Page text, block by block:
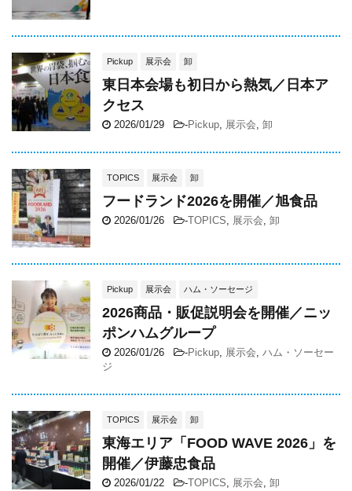
Pickup 展示会 卸
東日本会場も初日から熱気／日本ア
クセス
2026/01/29 -Pickup, 展示会, 卸
TOPICS 展示会 卸
フードランド2026を開催／旭食品
2026/01/26 -TOPICS, 展示会, 卸
Pickup 展示会 ハム・ソーセージ
2026商品・販促説明会を開催／ニッ
ポンハムグループ
2026/01/26 -Pickup, 展示会, ハム・ソーセー
ジ
TOPICS 展示会 卸
東海エリア「FOOD WAVE 2026」を
開催／伊藤忠食品
2026/01/22 -TOPICS, 展示会, 卸